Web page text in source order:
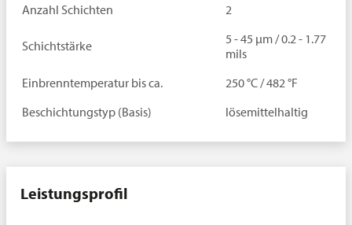
Anzahl Schichten 2
Schichtstärke
5 - 45 µm / 0.2 - 1.77
mils
Einbrenntemperatur bis ca.
250 °C / 482 °F
Beschichtungstyp (Basis)
lösemittelhaltig
Leistungsprofil